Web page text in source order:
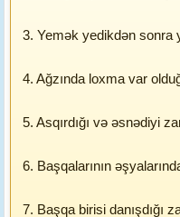
3. Yemək yedikdən sonra
4. Ağzında loxma var
5. Asqırdığı və əsnədiyi
6. Başqalarının
7. Başqa birisi danışdığı